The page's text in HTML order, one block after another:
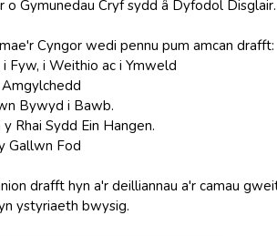
Gymunedau Cryf sydd â Dyfodol Disglair.
Cyngor wedi pennu pum amcan drafft:
Fyw, i Weithio ac i Ymweld
Bywyd i Bawb.
Rhai Sydd Ein Hangen.
Gallwn Fod
drafft hyn a'r deilliannau a'r camau
ystyriaeth bwysig.